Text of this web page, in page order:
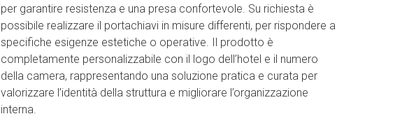
per garantire resistenza e una presa confortevole. Su richiesta è
possibile realizzare il portachiavi in misure differenti, per rispondere a
specifiche esigenze estetiche o operative. Il prodotto è
completamente personalizzabile con il logo dell’hotel e il numero
della camera, rappresentando una soluzione pratica e curata per
valorizzare l’identità della struttura e migliorare l’organizzazione
interna.